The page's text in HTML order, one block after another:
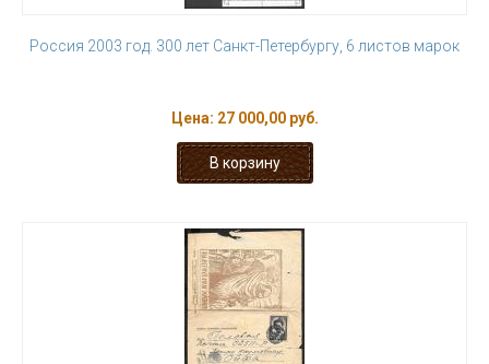
Россия 2003 год. 300 лет Санкт-Петербургу, 6 листов марок
Цена: 27 000,00 руб.